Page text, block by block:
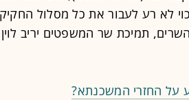
לא רע לעבור את כל מסלול
תמיכת שר המשפטים יריב
על החזרי המשכנתא?